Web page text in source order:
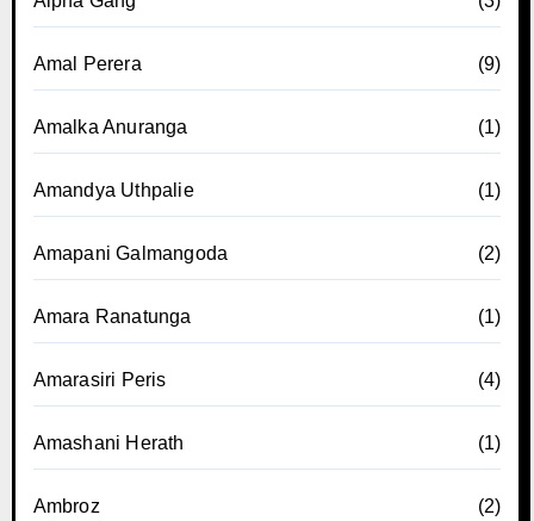
Amal Perera (9)
Amalka Anuranga (1)
Amandya Uthpalie (1)
Amapani Galmangoda (2)
Amara Ranatunga (1)
Amarasiri Peris (4)
Amashani Herath (1)
Ambroz (2)